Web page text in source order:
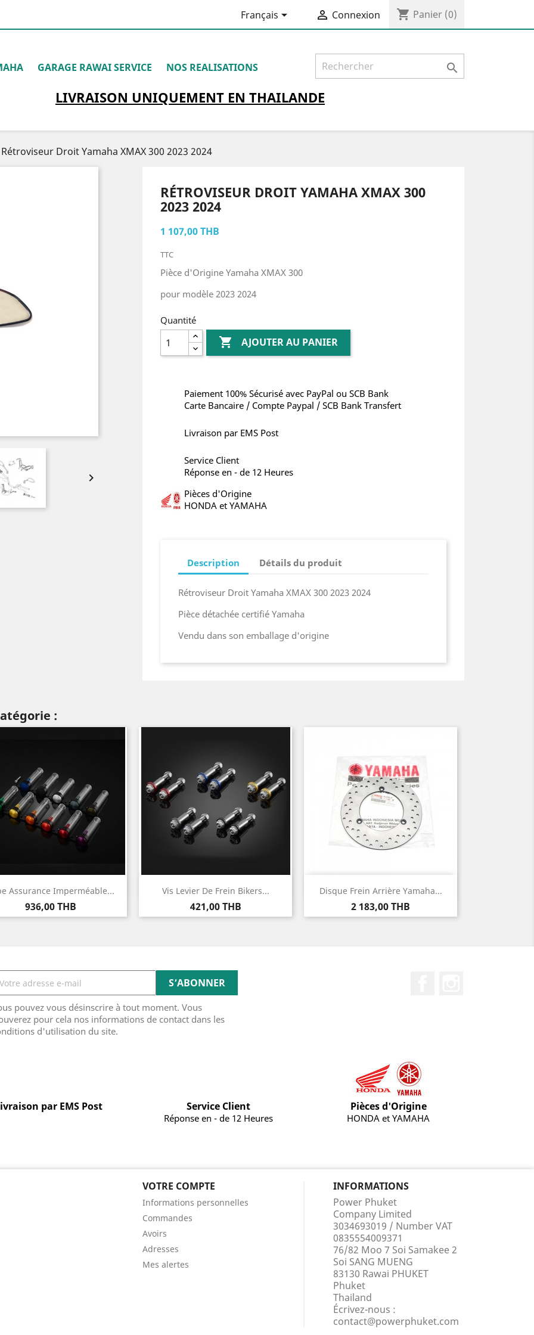
Français  Connexion shopping_cart Panier (0)
GARAGE RAWAI SERVICE NOS REALISATIONS 
LIVRAISON UNIQUEMENTEN THAILANDE
Rétroviseur Droit Yamaha XMAX 300 2023 2024

RÉTROVISEUR DROIT YAMAHA XMAX 300
2023 2024
1 107,00 THB
TTC
Pièce d'Origine Yamaha XMAX 300
pour modèle 2023 2024
Quantité
 AJOUTER AU PANIER
Paiement 100% Sécurisé avec PayPal ou SCB Bank
Carte Bancaire / Compte Paypal / SCB Bank Transfert
Livraison par EMS Post
Service Client
Réponse en - de 12 Heures
Pièces d'Origine
HONDA et YAMAHA
Description Détails du produit
Rétroviseur Droit Yamaha XMAX 300 2023 2024
Pièce détachée certifié Yamaha
Vendu dans son emballage d'origine
:
Assurance Imperméable...
Prix
936,00 THB
Aperçu rapide Vis Levier De Frein Bikers...
Prix
421,00 THB
Aperçu rapide Disque Frein Arrière Yamaha...
Prix
2 183,00 THB
Aperçu rapide
pouvez vous désinscrire à tout moment. Vous
pour cela nos informations de contact dans les
d'utilisation du site.
par EMS Post Service Client
Réponse en - de 12 Heures
Pièces d'Origine
HONDA et YAMAHA
VOTRE COMPTE
Informations personnelles
Commandes
Avoirs
Adresses
Mes alertes
INFORMATIONS
Power Phuket
Company Limited
3034693019 / Number VAT
0835554009371
76/82 Moo 7 Soi Samakee 2
Soi SANG MUENG
83130 Rawai PHUKET
Phuket
Thailand
Écrivez-nous :
contact@powerphuket.com